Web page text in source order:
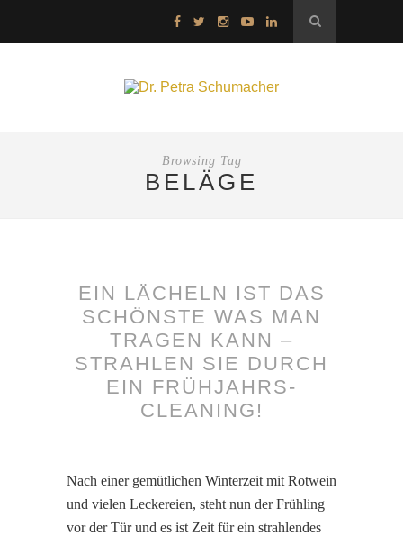
Browsing Tag
BELÄGE
EIN LÄCHELN IST DAS
SCHÖNSTE WAS MAN
TRAGEN KANN –
STRAHLEN SIE DURCH
EIN FRÜHJAHRS-
CLEANING!
Nach einer gemütlichen Winterzeit mit Rotwein
und vielen Leckereien, steht nun der Frühling
vor der Tür und es ist Zeit für ein strahlendes